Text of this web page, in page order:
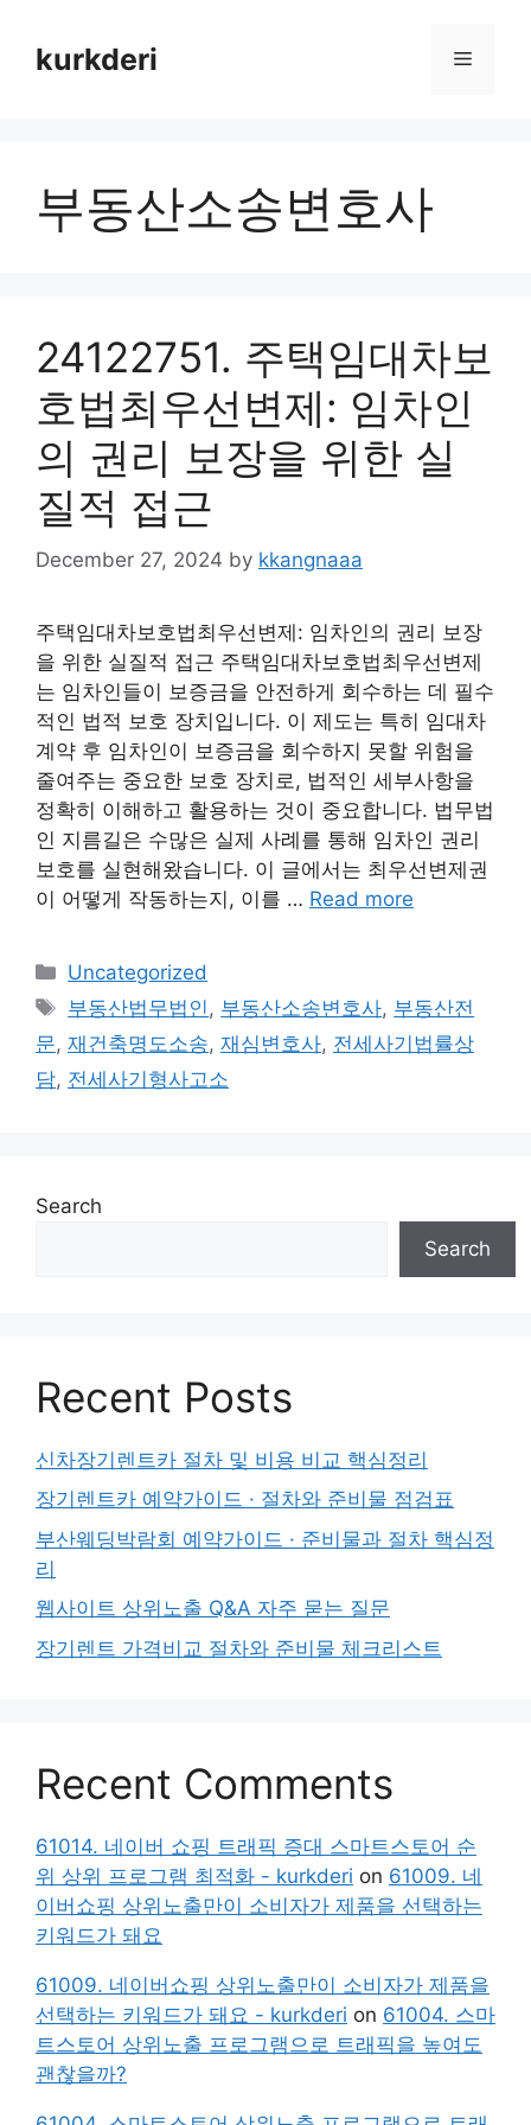
contentkurkderi Menu
부동산소송변호사
24122751. 주택임대차보
호법최우선변제: 임차인
의 권리 보장을 위한 실
질적 접근
December 27, 2024 by kkangnaaa
주택임대차보호법최우선변제: 임차인의 권리 보장
을 위한 실질적 접근 주택임대차보호법최우선변제
는 임차인들이 보증금을 안전하게 회수하는 데 필수
적인 법적 보호 장치입니다. 이 제도는 특히 임대차
계약 후 임차인이 보증금을 회수하지 못할 위험을
줄여주는 중요한 보호 장치로, 법적인 세부사항을
정확히 이해하고 활용하는 것이 중요합니다. 법무법
인 지름길은 수많은 실제 사례를 통해 임차인 권리
보호를 실현해왔습니다. 이 글에서는 최우선변제권
이 어떻게 작동하는지, 이를 … Read more
Categories
Uncategorized
Tags
부동산법무법인 , 부동산소송변호사, 부동산전
문, 재건축명도소송, 재심변호사, 전세사기법률상
담, 전세사기형사고소
Search
Search
Recent Posts
신차장기렌트카 절차 및 비용 비교 핵심정리
장기렌트카 예약가이드 · 절차와 준비물 점검표
부산웨딩박람회 예약가이드 · 준비물과 절차 핵심정
리
웹사이트 상위노출 Q&A 자주 묻는 질문
장기렌트 가격비교 절차와 준비물 체크리스트
Recent Comments
61014. 네이버 쇼핑 트래픽 증대 스마트스토어 순
위 상위 프로그램 최적화 - kurkderi on 61009. 네
이버쇼핑 상위노출만이 소비자가 제품을 선택하는
키워드가 돼요
61009. 네이버쇼핑 상위노출만이 소비자가 제품을
선택하는 키워드가 돼요 - kurkderi on 61004. 스마
트스토어 상위노출 프로그램으로 트래픽을 높여도
괜찮을까?